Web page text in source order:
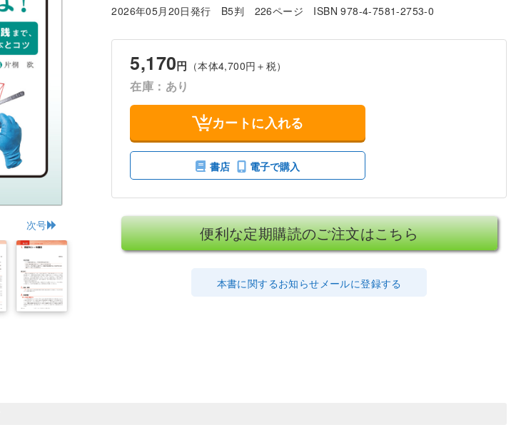
次号
2026年05月20日発行
B5判 226ページ ISBN 978-4-7581-2753-0
5,170円 （本体4,700円＋税）
在庫：あり
カートに入れる
書店 電子で購入
便利な定期購読のご注文はこちら
本書に関するお知らせメールに登録する